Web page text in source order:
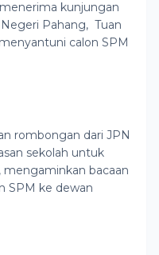
kunjungan
Pahang, Tuan
calon SPM
rombongan dari JPN
sekolah untuk
bacaan
SPM ke dewan